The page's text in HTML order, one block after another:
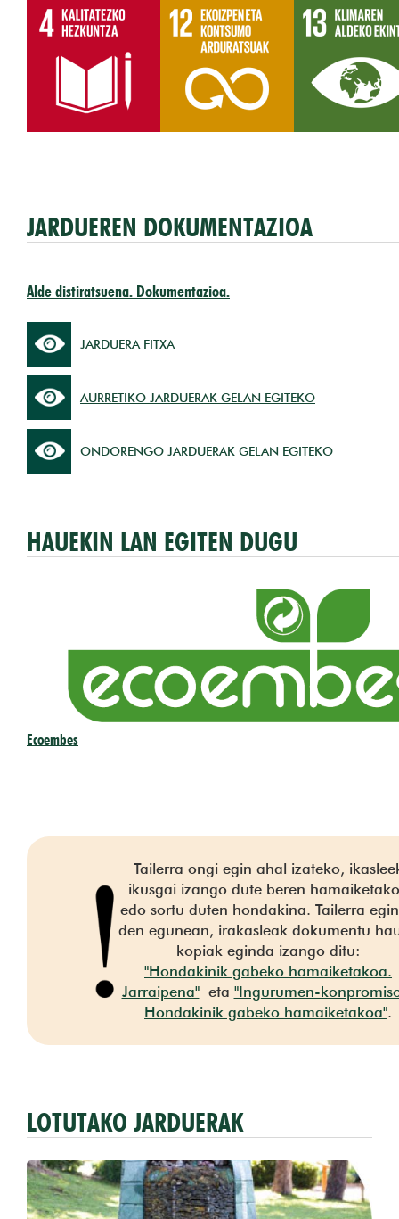
JARDUEREN DOKUMENTAZIOA
Alde distiratsuena. Dokumentazioa.
JARDUERA FITXA
AURRETIKO JARDUERAK GELAN EGITEKO
ONDORENGO JARDUERAK GELAN EGITEKO
HAUEKIN LAN EGITEN DUGU
Ecoembes
Tailerra ongi egin ahal izateko,
ikusgai izango dute beren
edo sortu duten hondakina. Tailerra
den egunean, irakasleak dokumentu
kopiak eginda izango ditu:
"Hondakinik gabeko hamaiketakoa.
Jarraipena"eta "Ingurumen-
Hondakinik gabeko hamaiketakoa".
LOTUTAKO JARDUERAK